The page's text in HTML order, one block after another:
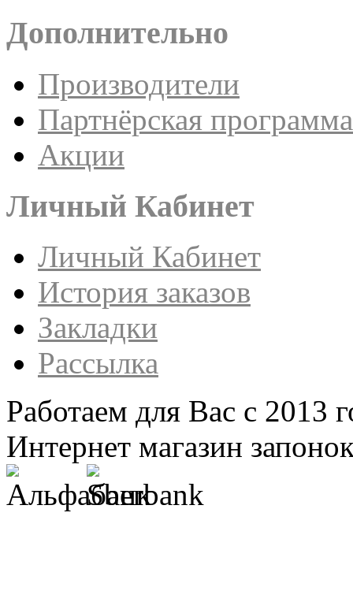
Дополнительно
Производители
Партнёрская программа
Акции
Личный Кабинет
Личный Кабинет
История заказов
Закладки
Рассылка
Работаем для Вас с 2013
Интернет магазин